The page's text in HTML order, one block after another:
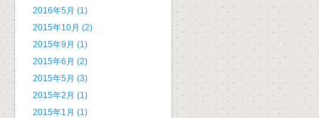
2016年5月 (1)
2015年10月 (2)
2015年9月 (1)
2015年6月 (2)
2015年5月 (3)
2015年2月 (1)
2015年1月 (1)